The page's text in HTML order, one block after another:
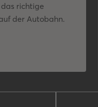
richtige
der Autobahn.